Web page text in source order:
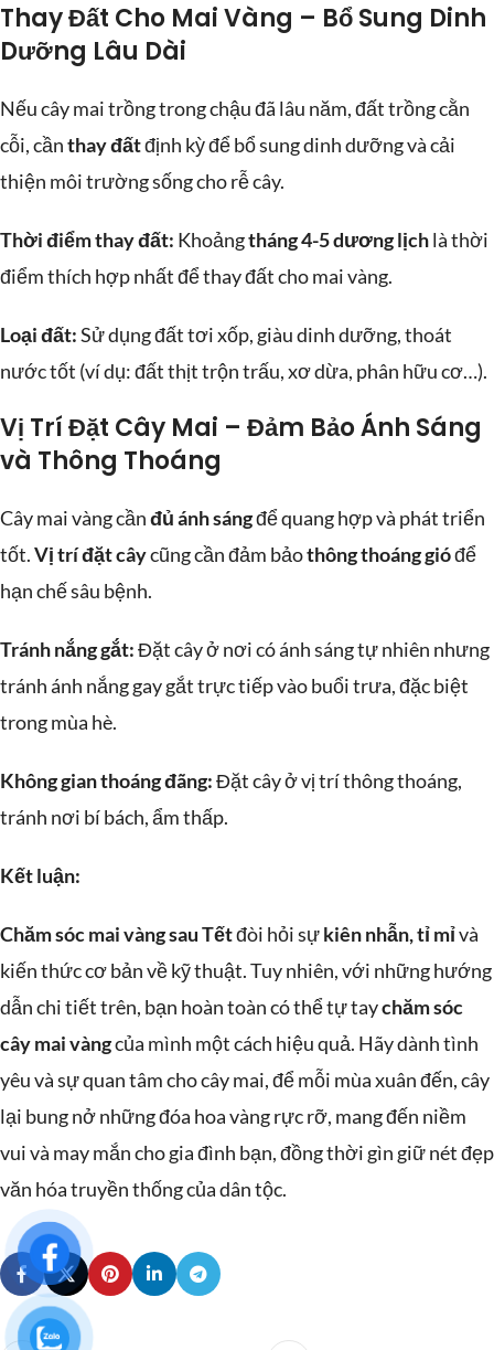
Thay Đất Cho Mai Vàng – Bổ Sung Dinh
Dưỡng Lâu Dài
Nếu cây mai trồng trong chậu đã lâu năm, đất trồng cằn
cỗi, cầnthay đấtđịnh kỳ để bổ sung dinh dưỡng và cải
thiện môi trường sống cho rễ cây.
Thời điểm thay đất: Khoảngtháng 4-5 dương lịchlà thời
điểm thích hợp nhất để thay đất cho mai vàng.
Loại đất:Sử dụng đất tơi xốp, giàu dinh dưỡng, thoát
nước tốt (ví dụ: đất thịt trộn trấu, xơ dừa, phân hữu cơ…).
Vị Trí Đặt Cây Mai – Đảm Bảo Ánh Sáng
và Thông Thoáng
Cây mai vàng cầnđủ ánh sángđể quang hợp và phát triển
tốt.Vị trí đặt câycũng cần đảm bảothông thoáng gióđể
hạn chế sâu bệnh.
Tránh nắng gắt:Đặt cây ở nơi có ánh sáng tự nhiên nhưng
tránh ánh nắng gay gắt trực tiếp vào buổi trưa, đặc biệt
trong mùa hè.
Không gian thoáng đãng:Đặt cây ở vị trí thông thoáng,
tránh nơi bí bách, ẩm thấp.
Kết luận:
Chăm sóc mai vàng sau Tếtđòi hỏi sựkiên nhẫn, tỉ mỉvà
kiến thức cơ bản về kỹ thuật. Tuy nhiên, với những hướng
dẫn chi tiết trên, bạn hoàn toàn có thể tự taychăm sóc
cây mai vàngcủa mình một cách hiệu quả. Hãy dành tình
yêu và sự quan tâm cho cây mai, để mỗi mùa xuân đến, cây
lại bung nở những đóa hoa vàng rực rỡ, mang đến niềm
vui và may mắn cho gia đình bạn, đồng thời gìn giữ nét đẹp
văn hóa truyền thống của dân tộc.